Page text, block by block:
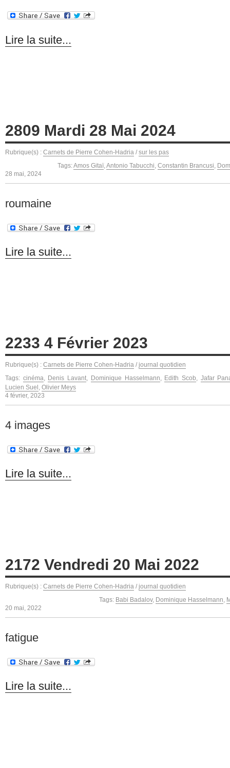
Lire la suite...
2809 Mardi 28 Mai 2024
Rubrique(s) : Carnets de Pierre Cohen-Hadria / sur les pas
Tags:Amos Gitaï,Antonio Tabucchi, Constantin Brancusi,
28 mai, 2024
roumaine
Lire la suite...
2233 4 Février 2023
Rubrique(s) : Carnets de Pierre Cohen-Hadria / journal quotidien
Tags: cinéma Denis Lavant Dominique Hasselmann Edith Scob
Jafar
Lucien Suel Olivier Meys
4 février, 2023
4 images
Lire la suite...
2172 Vendredi 20 Mai 2022
Rubrique(s) : Carnets de Pierre Cohen-Hadria / journal quotidien
Tags: Babi Badalov, Dominique Hasselmann
20 mai, 2022
fatigue
Lire la suite...